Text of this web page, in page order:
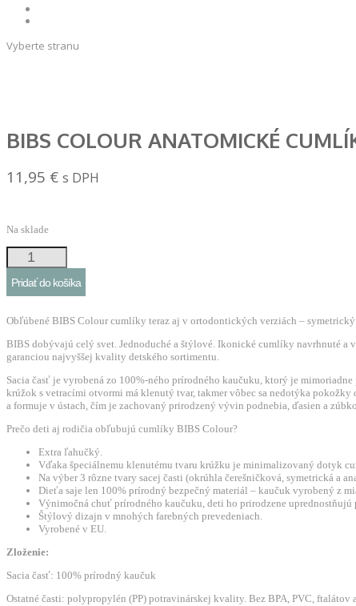
Vyberte stranu
BIBS COLOUR ANATOMICKÉ
11,95 € s DPH
Na sklade
množstvo
Colour
z
kaučuku
2
ks
veľkosť
Petrol
Pridať do košíka
Obľúbené BIBS Colour cumlíky teraz aj v ortodontických verziách –
BIBS dobývajú celý svet. Jednoduché a štýlové. Ikonické cumlíky navrhnuté
garanciou najvyššej kvality detského sortimentu.
Sacia časť je vyrobená zo 100%-ného prírodného kaučuku, ktorý je
krúžok s vetracími otvormi má klenutý tvar, takmer vôbec sa nedotýka
a formuje v ústach, čím je zachovaný prirodzený vývin podnebia, ďasien a
Prečo deti aj rodičia obľubujú cumlíky BIBS Colour?
Extra ľahučký.
Vďaka špeciálnemu klenutému tvaru krúžku je minimalizovaný dotyk
Na výber 3 rôzne tvary sacej časti (okrúhla čerešničková, symetrická a
Dieťa saje len 100% prírodný bezpečný materiál – kaučuk vyrobený z
Výnimočná chuť prírodného kaučuku, deti ho prirodzene
Štýlový dizajn v mnohých farebných prevedeniach.
Vyrobené v EU.
Zloženie:
Sacia časť: 100% prírodný kaučuk
Ostatné časti: polypropylén (PP) potravinárskej kvality. Bez BPA, PVC,